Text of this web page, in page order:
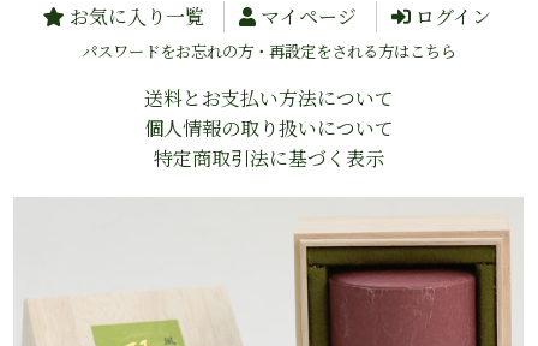
お気に入り一覧 マイページ ログイン
パスワードをお忘れの方・再設定をされる方はこちら
送料とお支払い方法について
個人情報の取り扱いについて
特定商取引法に基づく表示